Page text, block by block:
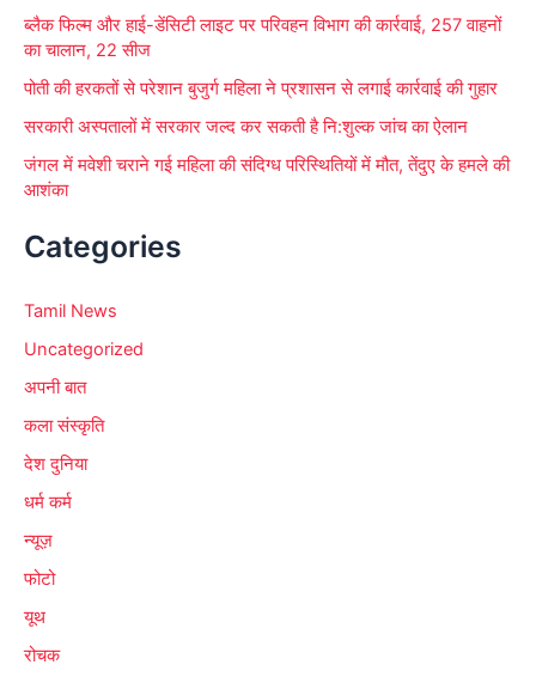
ब्लैक फिल्म और हाई-डेंसिटी लाइट पर परिवहन विभाग की कार्रवाई, 257 वाहनों
का चालान, 22 सीज
पोती की हरकतों से परेशान बुजुर्ग महिला ने प्रशासन से लगाई कार्रवाई की गुहार
सरकारी अस्पतालों में सरकार जल्द कर सकती है नि:शुल्क जांच का ऐलान
जंगल में मवेशी चराने गई महिला की संदिग्ध परिस्थितियों में मौत, तेंदुए के हमले की
आशंका
Categories
Tamil News
Uncategorized
अपनी बात
कला संस्कृति
देश दुनिया
धर्म कर्म
न्यूज़
फोटो
यूथ
रोचक